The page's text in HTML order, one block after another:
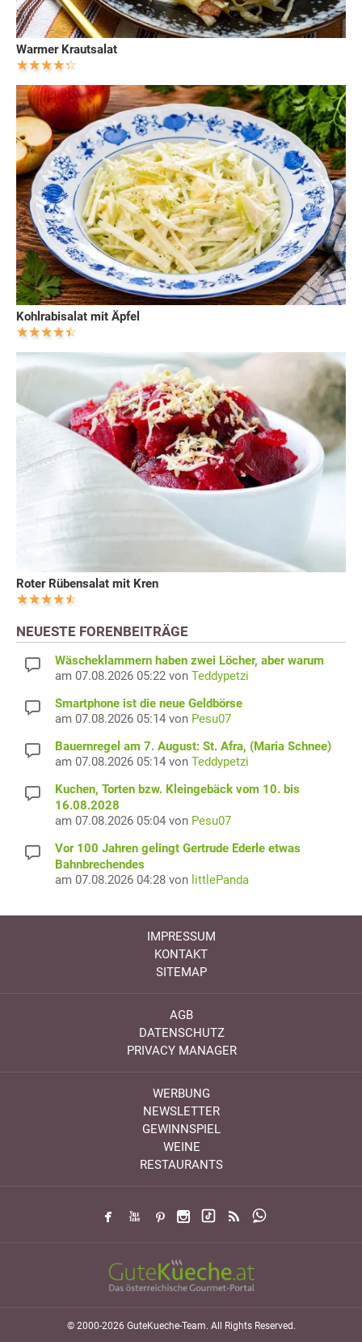
Warmer Krautsalat
Kohlrabisalat mit Äpfel
Roter Rübensalat mit Kren
NEUESTE FORENBEITRÄGE
Wäscheklammern haben zwei Löcher, aber warum
am 07.08.2026 05:22 von Teddypetzi
Smartphone ist die neue Geldbörse
am 07.08.2026 05:14 von Pesu07
Bauernregel am 7. August: St. Afra, (Maria Schnee)
am 07.08.2026 05:14 von Teddypetzi
Kuchen, Torten bzw. Kleingebäck vom 10. bis
16.08.2028
am 07.08.2026 05:04 von Pesu07
Vor 100 Jahren gelingt Gertrude Ederle etwas
Bahnbrechendes
am 07.08.2026 04:28 von littlePanda
IMPRESSUM
KONTAKT
SITEMAP
AGB
DATENSCHUTZ
PRIVACY MANAGER
WERBUNG
NEWSLETTER
GEWINNSPIEL
WEINE
RESTAURANTS
© 2000-2026 GuteKueche-Team. All Rights Reserved.